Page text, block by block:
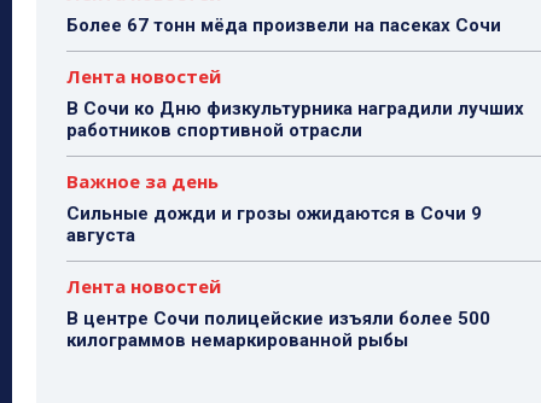
Более 67 тонн мёда произвели на пасеках Сочи
Лента новостей
В Сочи ко Дню физкультурника наградили лучших
работников спортивной отрасли
Важное за день
Сильные дожди и грозы ожидаются в Сочи 9
августа
Лента новостей
В центре Сочи полицейские изъяли более 500
килограммов немаркированной рыбы